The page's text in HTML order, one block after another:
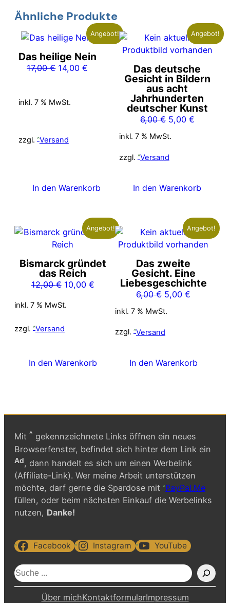
Ähnliche Produkte
Angebot!
Das heilige Nein
17,00€ Ursprünglicher
17,00 €
14,00€
inkl. 7 % MwSt.
zzgl. Versand
In den Warenkorb
Angebot!
Das deutsche
Gesicht in Bildern
aus acht
Jahrhunderten
deutscher Kunst
6,00€ Ursprünglicher
Preis
6,00 €
5,00 €Aktueller
inkl. 7 % MwSt.
zzgl. Versand
In den Warenkorb
Angebot!
Bismarck gründet
das Reich
12,00€ Ursprünglicher
war:
10,00 €Aktueller
inkl. 7 % MwSt.
zzgl. Versand
In den Warenkorb
Angebot!
Das zweite
Gesicht. Eine
Liebesgeschichte
6,00€ Ursprünglicher
Preis
6,00 €
5,00€
inkl. 7 % MwSt.
zzgl. Versand
In den Warenkorb
Mit ^ gekennzeichnete Links öffnen ein neues
Browserfenster, befindet sich hinter dem Link ein
Ad, dann handelt es sich um einen Werbelink
(Affiliate-Link). Wer meine Arbeit unterstützen
möchte, darf gerne die Spardose mit PayPal.Me
füllen, oder beim nächsten Einkauf die Werbelinks
nutzen, Danke!
Facebook Instagram YouTube
S
u
Über michKontaktformularImpressum